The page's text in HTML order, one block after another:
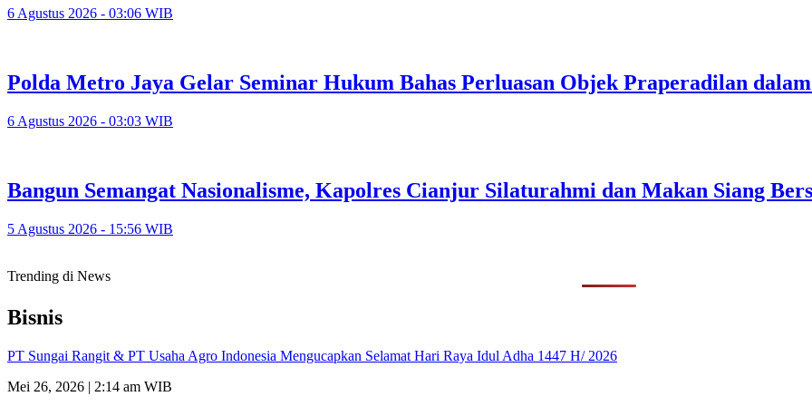
6 Agustus 2026 - 03:06 WIB
Polda Metro Jaya Gelar Seminar Hukum Bahas Perluasan Objek Praperadilan
6 Agustus 2026 - 03:03 WIB
Bangun Semangat Nasionalisme, Kapolres Cianjur Silaturahmi dan Makan Siang
5 Agustus 2026 - 15:56 WIB
Trending di News
Bisnis
PT Sungai Rangit & PT Usaha Agro Indonesia Mengucapkan Selamat Hari Raya Idul Adha 1447 H/ 2026
Mei 26, 2026 | 2:14 am WIB